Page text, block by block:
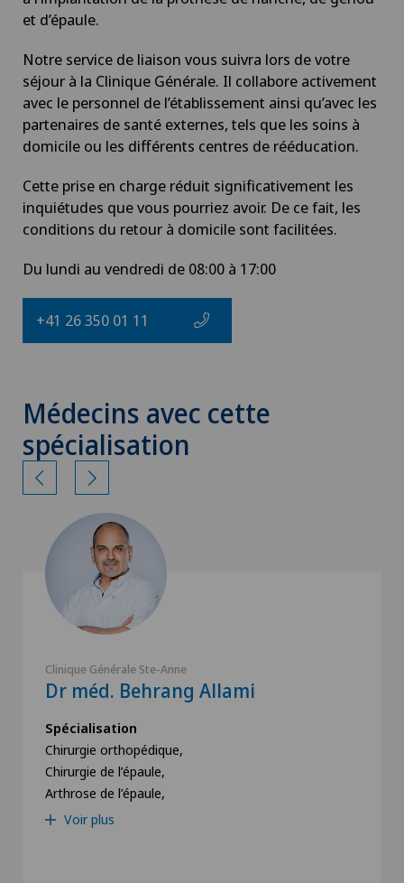
et d’épaule.
Notre service de liaison vous suivra lors de votre
séjour à la Clinique Générale. Il collabore activement
avec le personnel de l’établissement ainsi qu’avec les
partenaires de santé externes, tels que les soins à
domicile ou les différents centres de rééducation.
Cette prise en charge réduit significativement les
inquiétudes que vous pourriez avoir. De ce fait, les
conditions du retour à domicile sont facilitées.
Du lundi au vendredi de 08:00 à 17:00
+41 26 350 01 11
Médecins avec cette
spécialisation
Clinique Générale Ste-Anne
Dr méd. Behrang Allami
Spécialisation
Chirurgie orthopédique,
Chirurgie de l’épaule,
Arthrose de l’épaule,
Voir plus